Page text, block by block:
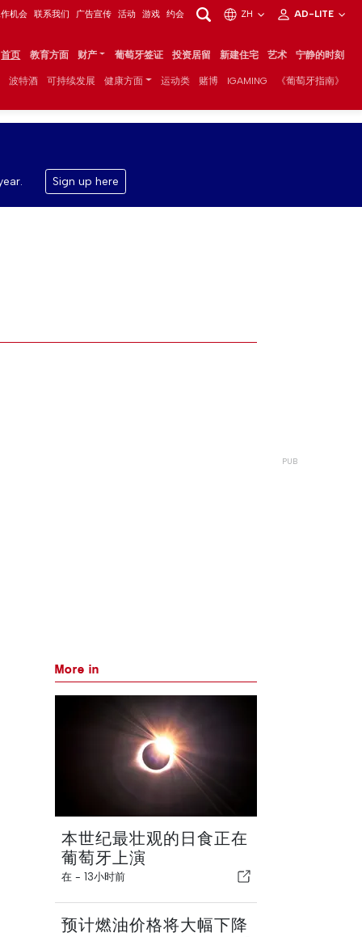
机会 联系我们 广告宣传 活动 游戏 约会 ZH AD-LITE
首页 教育方面 财产 葡萄牙签证 投资居留 新建住宅 艺术 宁静的时刻
波特酒 可持续发展 健康方面 运动类 赌博 IGAMING 《葡萄牙指南》
Sign up here
More in
本世纪最壮观的日食正在
葡萄牙上演
在 - 13小时前
预计燃油价格将大幅下降